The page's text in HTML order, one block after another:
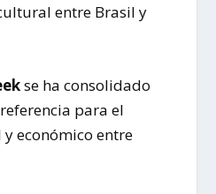
entre Brasil y
se ha consolidado
para el
económico entre